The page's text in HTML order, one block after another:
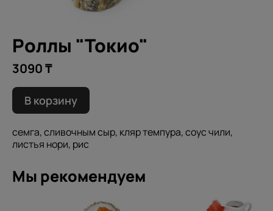
Роллы "Токио"
3090 ₸
В корзину
семга, сливочным сыр, кляр темпура, соус чили,
листья нори, рис
Мы рекомендуем